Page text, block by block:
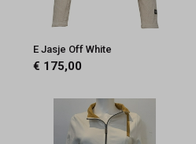
E Jasje Off White
€ 175,00